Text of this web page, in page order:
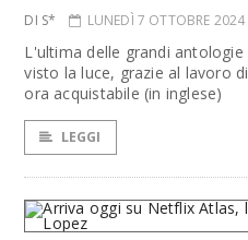
DI S* LUNEDÌ 7 OTTOBRE 2024
L'ultima delle grandi
visto la luce, grazie al lavoro
ora acquistabile (in inglese)
LEGGI